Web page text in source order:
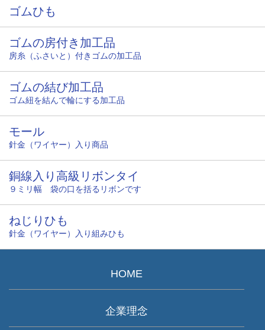
ゴムひも
ゴムの房付き加工品
房糸（ふさいと）付きゴムの加工品
ゴムの結び加工品
ゴム紐を結んで輪にする加工品
モール
針金（ワイヤー）入り商品
銅線入り高級リボンタイ
９ミリ幅 袋の口を括るリボンです
ねじりひも
針金（ワイヤー）入り組みひも
HOME
企業理念